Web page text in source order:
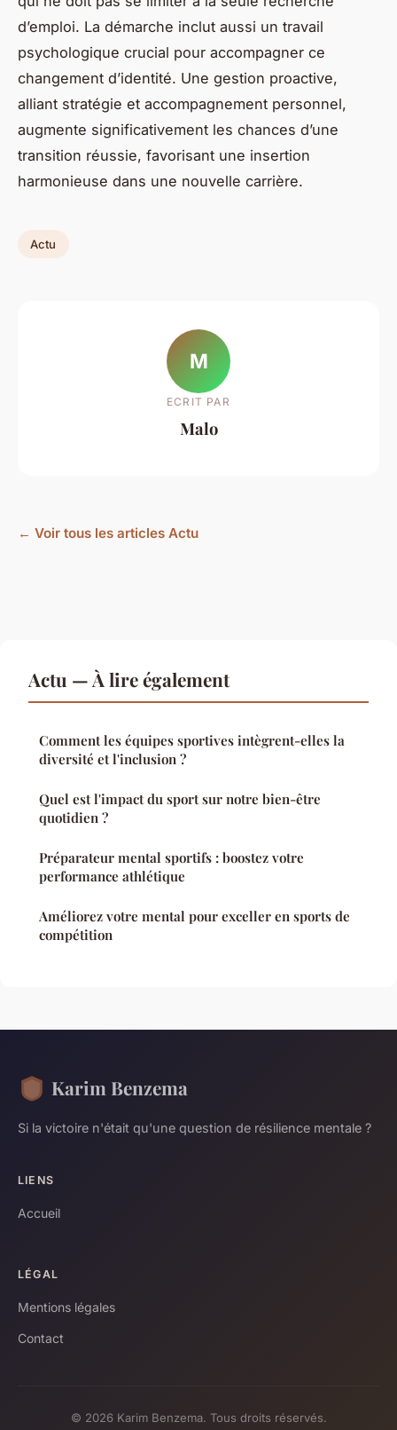
d’emploi. La démarche inclut aussi un travail
psychologique crucial pour accompagner ce
changement d’identité. Une gestion proactive,
alliant stratégie et accompagnement personnel,
augmente significativement les chances d’une
transition réussie, favorisant une insertion
harmonieuse dans une nouvelle carrière.
Actu
M
ECRIT PAR
Malo
← Voir tous les articles Actu
Actu — À lire également
Comment les équipes sportives intègrent-elles la
diversité et l'inclusion ?
Quel est l'impact du sport sur notre bien-être
quotidien ?
Préparateur mental sportifs : boostez votre
performance athlétique
Améliorez votre mental pour exceller en sports de
compétition
Karim Benzema
Si la victoire n'était qu'une question de résilience mentale ?
LIENS
Accueil
LÉGAL
Mentions légales
Contact
© 2026 Karim Benzema. Tous droits réservés.